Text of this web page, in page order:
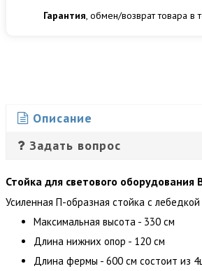
Гарантия, обмен/возврат товара в
Описание
Задать вопрос
Стойка для светового оборудования
Усиленная П-образная стойка с лебедкой
Максимальная высота - 330 см
Длина нижних опор - 120 см
Длина фермы - 600 см состоит из